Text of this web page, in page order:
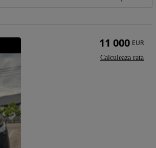
11 000 EUR
Calculeaza rata